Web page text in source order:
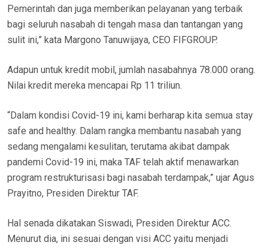
Pemerintah dan juga memberikan pelayanan yang terbaik
bagi seluruh nasabah di tengah masa dan tantangan yang
sulit ini,” kata Margono Tanuwijaya, CEO FIFGROUP.
Adapun untuk kredit mobil, jumlah nasabahnya 78.000 orang.
Nilai kredit mereka mencapai Rp 11 triliun.
“Dalam kondisi Covid-19 ini, kami berharap kita semua stay
safe and healthy. Dalam rangka membantu nasabah yang
sedang mengalami kesulitan, terutama akibat dampak
pandemi Covid-19 ini, maka TAF telah aktif menawarkan
program restrukturisasi bagi nasabah terdampak,” ujar Agus
Prayitno, Presiden Direktur TAF.
Hal senada dikatakan Siswadi, Presiden Direktur ACC.
Menurut dia, ini sesuai dengan visi ACC yaitu menjadi